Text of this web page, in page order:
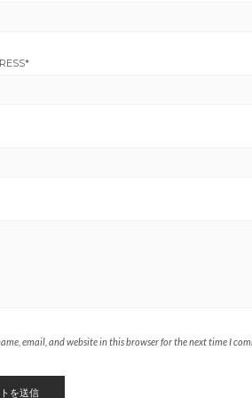
*
email, and website in this browser for the next time I